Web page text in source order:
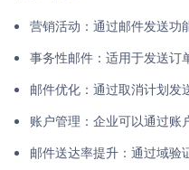
营销活动：通过邮件发送功
事务性邮件：适用于发送订
邮件优化：通过取消计划发
账户管理：企业可以通过账
邮件送达率提升：通过域验